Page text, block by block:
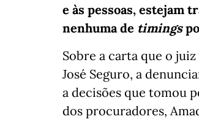
e às pessoas, estejam
nenhuma de timings
Sobre a carta que o
José Seguro, a
a decisões que tomou
dos procuradores,